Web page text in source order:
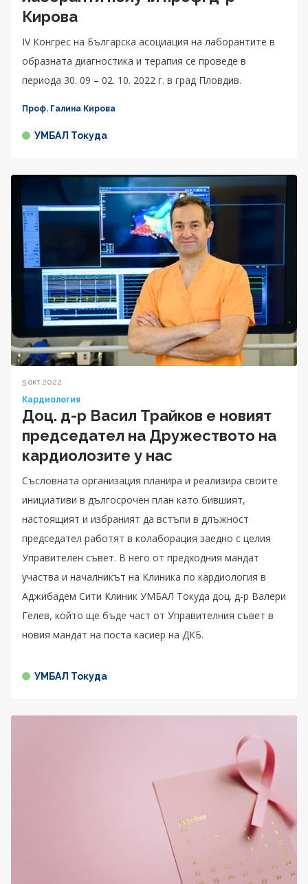
Кирова
IV Конгрес на Българска асоциация на лаборантите в
образната диагностика и терапия се проведе в
периода 30. 09 – 02. 10. 2022 г. в град Пловдив.
Проф. Галина Кирова
УМБАЛ Токуда
5 окт 2022
Кардиология
Доц. д-р Васил Трайков е новият
председател на Дружеството на
кардиолозите у нас
Съсловната организация планира и реализира своите
инициативи в дългосрочен план като бившият,
настоящият и избраният да встъпи в длъжност
председател работят в колаборация заедно с целия
Управителен съвет. В него от предходния мандат
участва и началникът на Клиника по кардиология в
Аджибадем Сити Клиник УМБАЛ Токуда доц. д-р Валери
Гелев, който ще бъде част от Управителния съвет в
новия мандат на поста касиер на ДКБ.
УМБАЛ Токуда